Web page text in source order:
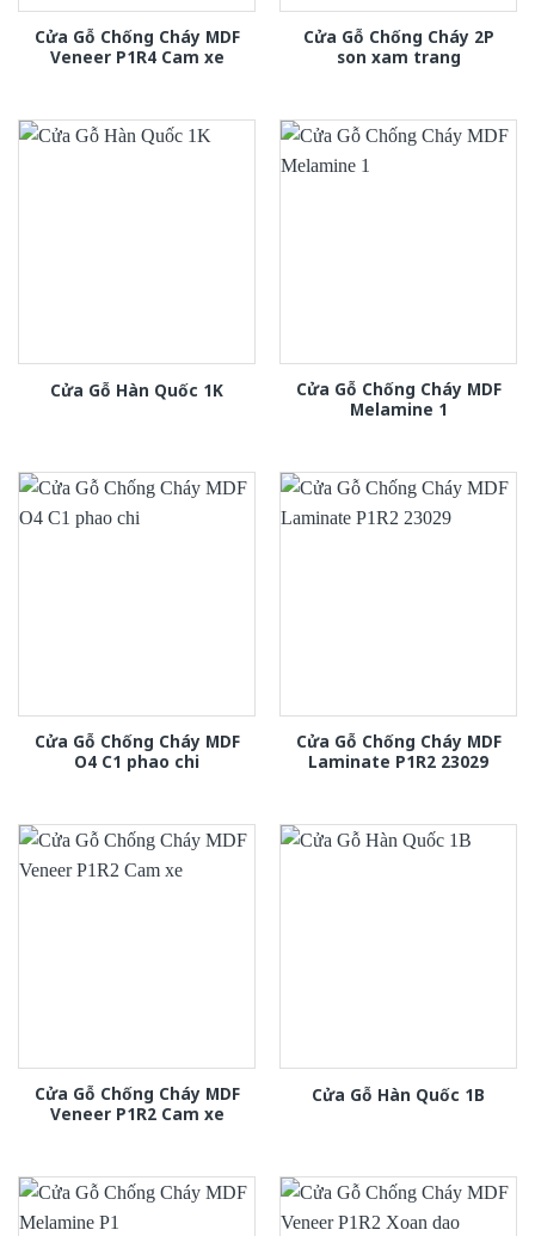
Cửa Gỗ Chống Cháy MDF
Veneer P1R4 Cam xe
Cửa Gỗ Chống Cháy 2P
son xam trang
Cửa Gỗ Hàn Quốc 1K
Cửa Gỗ Chống Cháy MDF
Melamine 1
Cửa Gỗ Chống Cháy MDF
O4 C1 phao chi
Cửa Gỗ Chống Cháy MDF
Laminate P1R2 23029
Cửa Gỗ Chống Cháy MDF
Veneer P1R2 Cam xe
Cửa Gỗ Hàn Quốc 1B